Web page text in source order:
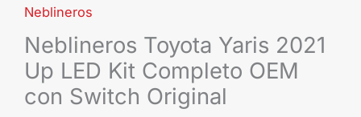
Neblineros
Neblineros Toyota Yaris 2021
Up LED Kit Completo OEM
con Switch Original